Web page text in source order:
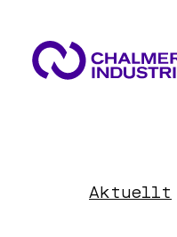
OM OSS
Aktuellt